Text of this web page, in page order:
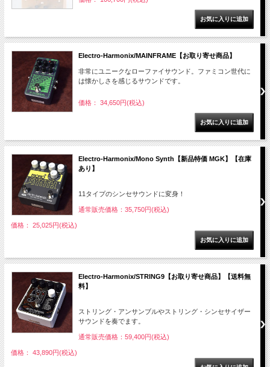
Electro-Harmonix/MAINFRAME【お取り寄せ商品】
非常にユニークなローファイサウンド。ファミコン世代に
は懐かしさを感じるサウンドです。
価格： 34,650円(税込)
Electro-Harmonix/Mono Synth【新品特価 MGK】【在庫
あり】
11タイプのシンセサウンドに変身！
通常販売価格：35,750円(税込)
価格： 25,025円(税込)
Electro-Harmonix/STRING9【お取り寄せ商品】【送料無
料】
ストリング・アンサンブルやストリング・シンセサイザー
サウンドを奏でます。
通常販売価格：59,400円(税込)
価格： 43,890円(税込)